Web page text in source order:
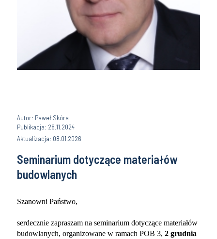
Autor: Paweł Skóra
Publikacja: 28.11.2024
Aktualizacja: 08.01.2026
Seminarium dotyczące materiałów
budowlanych
Szanowni Państwo,
serdecznie zapraszam na seminarium dotyczące materiałów
budowlanych, organizowane w ramach POB 3, 2 grudnia